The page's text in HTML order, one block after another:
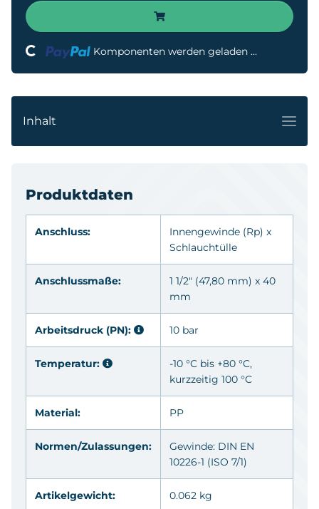
Loading... Komponenten werden geladen ...
Inhalt
Produktdaten
Anschluss: Innengewinde (Rp) x
Schlauchtülle
Anschlussmaße:
1 1/2" (47,80 mm) x 40
mm
Arbeitsdruck (PN): 10 bar
Temperatur:
-10 °C bis +80 °C,
kurzzeitig 100 °C
Material: PP
Normen/Zulassungen:
Gewinde: DIN EN
10226-1 (ISO 7/1)
Artikelgewicht: 0.062 kg